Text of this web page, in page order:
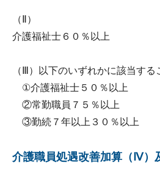
（Ⅱ）
介護福祉士６０％以上
（Ⅲ）以下のいずれかに該当する
①介護福祉士５０％以上
②常勤職員７５％以上
③勤続７年以上３０％以上
介護職員処遇改善加算（Ⅳ